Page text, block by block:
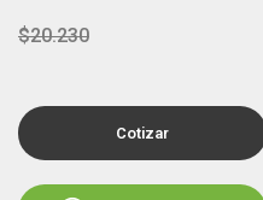
$20.230
Cotizar